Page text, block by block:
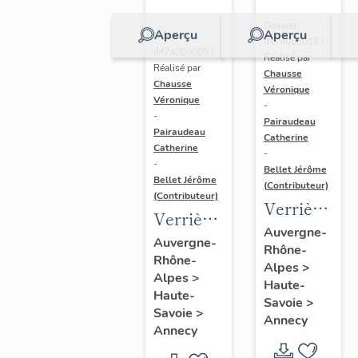
Aperçu
Dossier
Réalisé par
Chausse
Véronique
-
Pairaudeau
Catherine
-
Bellet Jérôme
(Contributeur)
Verrière
: coeur
du
Christ
timbré
de son
monogramme
Auvergne-
Rhône-
Alpes>
Haute-
Savoie >
Annecy
Aperçu
IM74000016 |
Réalisé par
Chausse
Véronique
-
Pairaudeau
Catherine
-
Bellet Jérôme
(Contributeur)
Verrière
(rondel) :
saint
Pierre,
verrière
à
Auvergne-
Rhône-
Alpes>
Haute-
Savoie >
Annecy